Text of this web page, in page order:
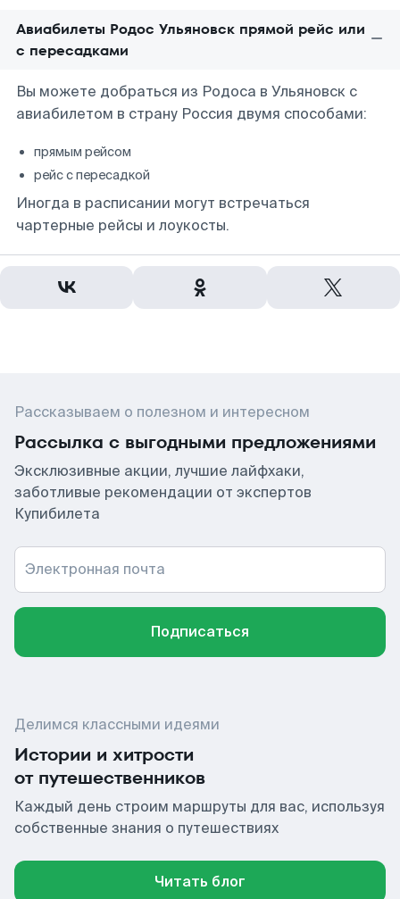
Авиабилеты Родос Ульяновск прямой рейс или
с пересадками
Вы можете добраться из Родоса в Ульяновск с
авиабилетом в страну Россия двумя способами:
прямым рейсом
рейс с пересадкой
Иногда в расписании могут встречаться
чартерные рейсы и лоукосты.
Рассказываем о полезном и интересном
Рассылка с выгодными предложениями
Эксклюзивные акции, лучшие лайфхаки,
заботливые рекомендации от экспертов
Купибилета
Электронная почта
Подписаться
Делимся классными идеями
Истории и хитрости
от путешественников
Каждый день строим маршруты для вас, используя
собственные знания о путешествиях
Читать блог